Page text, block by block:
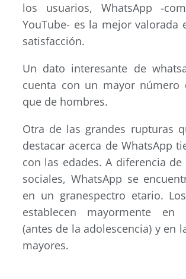
los usuarios, WhatsApp -
YouTube- es la mejor valorada
satisfacción.
Un dato interesante de
cuenta con un mayor número
que de hombres.
Otra de las grandes rupturas
destacar acerca de WhatsApp
con las edades. A diferencia de
sociales, WhatsApp se
en un granespectro etario.
establecen mayormente en
(antes de la adolescencia) y en
mayores.